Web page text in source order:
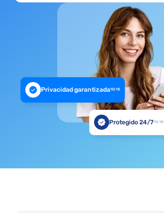
Privacidad garantizada10:18
Protegido 24/710:18